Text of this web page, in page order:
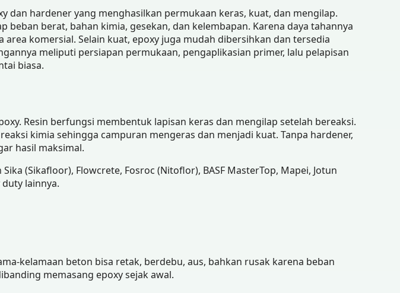
dan hardener yang menghasilkan permukaan keras, kuat, dan mengilap.
berat, bahan kimia, gesekan, dan kelembapan. Karena daya tahannya
komersial. Selain kuat, epoxy juga mudah dibersihkan dan tersedia
meliputi persiapan permukaan, pengaplikasian primer, lalu pelapisan
biasa.
Resin berfungsi membentuk lapisan keras dan mengilap setelah bereaksi.
kimia sehingga campuran mengeras dan menjadi kuat. Tanpa hardener,
hasil maksimal.
(Sikafloor), Flowcrete, Fosroc (Nitoflor), BASF MasterTop, Mapei, Jotun
lainnya.
kelamaan beton bisa retak, berdebu, aus, bahkan rusak karena beban
memasang epoxy sejak awal.